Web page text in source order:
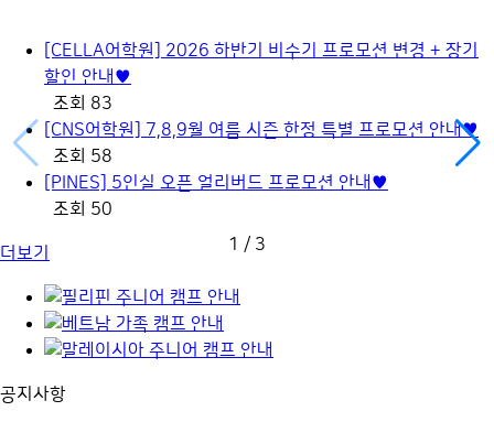
[CELLA어학원] 2026 하반기 비수기 프로모션 변경 + 장기
할인 안내♥
조회 83
[CNS어학원] 7,8,9월 여름 시즌 한정 특별 프로모션 안내♥
조회 58
[PINES] 5인실 오픈 얼리버드 프로모션 안내♥
조회 50
더보기 1 / 3
공지사항